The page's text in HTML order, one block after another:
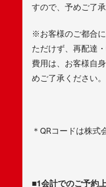
すので、予めご了承
※お客様のご都合
ただけず、再配達
費用は、お客様自
めご了承ください。
＊QRコードは株式
■1会計でのご予約